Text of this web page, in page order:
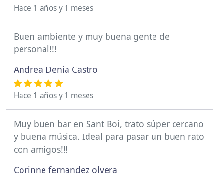
Hace 1 años y 1 meses
Buen ambiente y muy buena gente de
personal!!!
Andrea Denia Castro
Hace 1 años y 1 meses
Muy buen bar en Sant Boi, trato súper cercano
y buena música. Ideal para pasar un buen rato
con amigos!!!
Corinne fernandez olvera